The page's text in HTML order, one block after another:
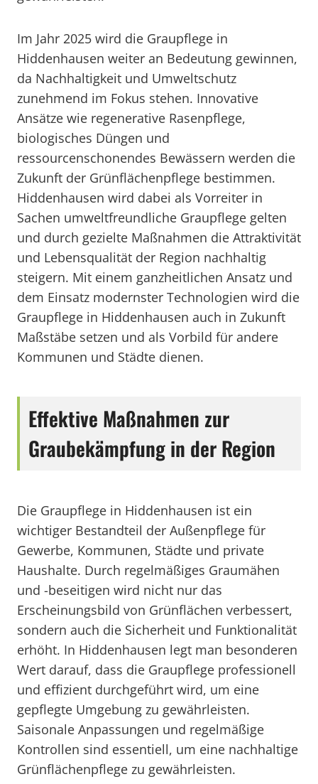
Im Jahr 2025 wird die Graupflege in
Hiddenhausen weiter an Bedeutung gewinnen,
da Nachhaltigkeit und Umweltschutz
zunehmend im Fokus stehen. Innovative
Ansätze wie regenerative Rasenpflege,
biologisches Düngen und
ressourcenschonendes Bewässern werden die
Zukunft der Grünflächenpflege bestimmen.
Hiddenhausen wird dabei als Vorreiter in
Sachen umweltfreundliche Graupflege gelten
und durch gezielte Maßnahmen die Attraktivität
und Lebensqualität der Region nachhaltig
steigern. Mit einem ganzheitlichen Ansatz und
dem Einsatz modernster Technologien wird die
Graupflege in Hiddenhausen auch in Zukunft
Maßstäbe setzen und als Vorbild für andere
Kommunen und Städte dienen.
Effektive Maßnahmen zur
Graubekämpfung in der Region
Die Graupflege in Hiddenhausen ist ein
wichtiger Bestandteil der Außenpflege für
Gewerbe, Kommunen, Städte und private
Haushalte. Durch regelmäßiges Graumähen
und -beseitigen wird nicht nur das
Erscheinungsbild von Grünflächen verbessert,
sondern auch die Sicherheit und Funktionalität
erhöht. In Hiddenhausen legt man besonderen
Wert darauf, dass die Graupflege professionell
und effizient durchgeführt wird, um eine
gepflegte Umgebung zu gewährleisten.
Saisonale Anpassungen und regelmäßige
Kontrollen sind essentiell, um eine nachhaltige
Grünflächenpflege zu gewährleisten.